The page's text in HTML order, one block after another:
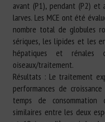
avant (P1), pendant (P2) et
larves. Les MCE ont été
nombre total de globules
sériques, les lipides et les
hépatiques et
oiseaux/traitement.
Résultats : Le traitement
performances de
temps de
similaires entre les deux